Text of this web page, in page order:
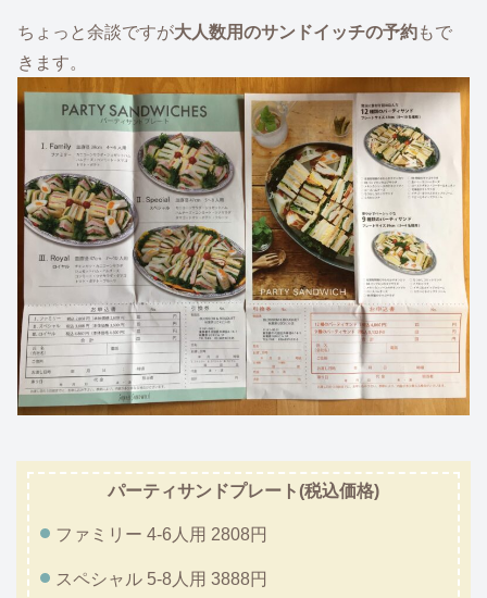
ちょっと余談ですが大人数用のサンドイッチの予約もで
きます。
パーティサンドプレート(税込価格)
ファミリー 4-6人用 2808円
スペシャル 5-8人用 3888円